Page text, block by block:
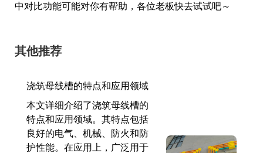
中对比功能可能对你有帮助，各位老板快去试试吧～
其他推荐
浇筑母线槽的特点和应用领域
本文详细介绍了浇筑母线槽的
特点和应用领域。其特点包括
良好的电气、机械、防火和防
护性能。在应用上，广泛用于